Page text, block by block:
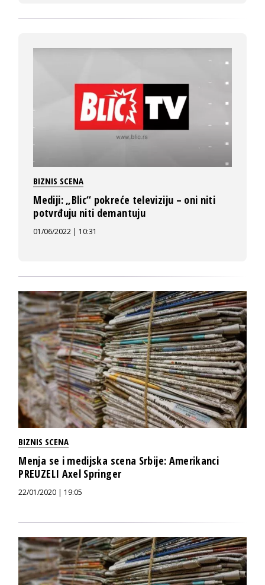
BIZNIS SCENA
Mediji: „Blic“ pokreće televiziju – oni niti
potvrđuju niti demantuju
01/06/2022 | 10:31
BIZNIS SCENA
Menja se i medijska scena Srbije: Amerikanci
PREUZELI Axel Springer
22/01/2020 | 19:05